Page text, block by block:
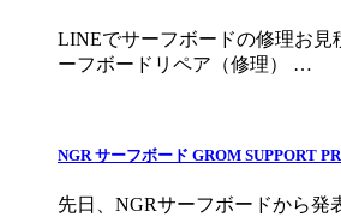
LINEでサーフボードの修理お
ーフボードリペア（修理） …
NGR サーフボード GROM SUPPORT
先日、NGRサーフボードから発